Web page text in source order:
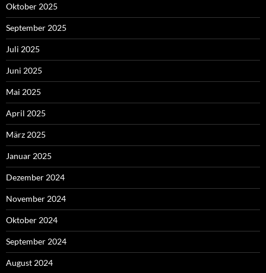
Oktober 2025
September 2025
Juli 2025
Juni 2025
Mai 2025
April 2025
März 2025
Januar 2025
Dezember 2024
November 2024
Oktober 2024
September 2024
August 2024